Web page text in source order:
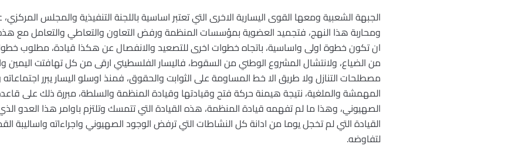
الجبهة الشعبية ومعها القوى اليسارية الاخرى التي تعتبر اساسية باللجنة التنفيذية والمجلس
ومحاربة هذا النهج، فتجميد العضوية بمؤسسات المنظمة ورفض التعاون والتعاطي والتعامل مع
ان تكون خطوة اولى واساسية، باتجاه خطوات اخرى للتصعيد والانفصال عن هكذا قيادة، مطلوب
من الضياع، ولانتشال المشروع الوطني من السقوط، فاليسار الفلسطيني ارقى من كل تهافتت اليمين
مصطلحات التنازل ولا طريق الا خط المساومة على الثوابت والحقوق، فمنذ اوسلو اليسار يبرر
المهمشة والملغية، نتيجة هيمنة حركة فتح وقيادتها وقيادة المنظمة والسلطة، مبررة ذلك على
الصهيوني، وهذا ما لم تفهمه قيادة المنظمة، هذه القيادة التي تتمسك وتلتزم باوامر هذا العدو
القيادة التي لم تخجل يوما من ادانة كل النشاطات التي ترفض الوجود الصهيوني واجراءاته واساليبة
لتفاوضه.